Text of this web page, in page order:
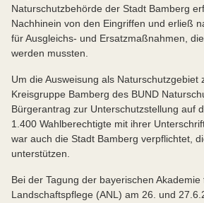
Naturschutzbehörde der Stadt Bamberg
Nachhinein von den Eingriffen und erließ
für Ausgleichs- und Ersatzmaßnahmen,
werden mussten.
Um die Ausweisung als Naturschutzgebiet
Kreisgruppe Bamberg des BUND
Bürgerantrag zur Unterschutzstellung auf
1.400 Wahlberechtigte mit ihrer
war auch die Stadt Bamberg verpflichtet,
unterstützen.
Bei der Tagung der bayerischen
Landschaftspflege (ANL) am 26. und